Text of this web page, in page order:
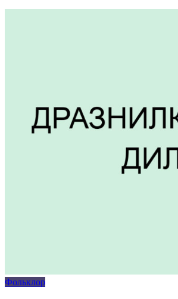
Фольклор